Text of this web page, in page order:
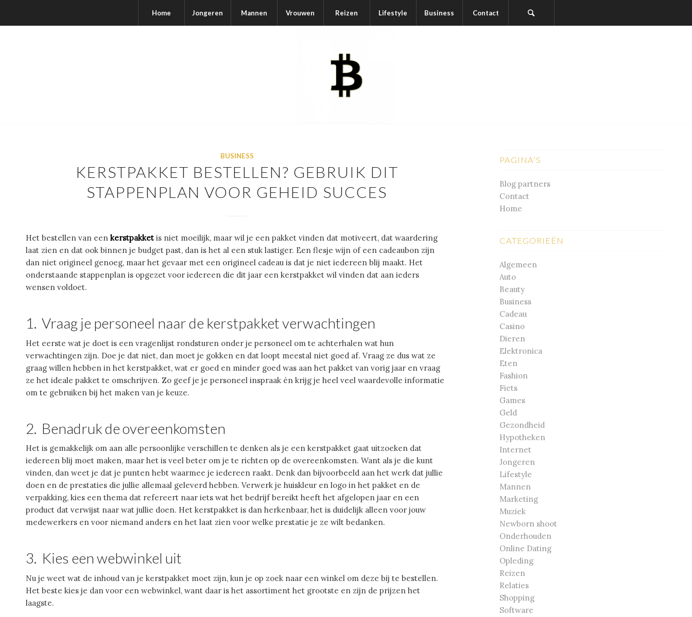
Home Jongeren Mannen Vrouwen Reizen Lifestyle Business Contact
BUSINESS
KERSTPAKKET BESTELLEN? GEBRUIK DIT
STAPPENPLAN VOOR GEHEID SUCCES
Het bestellen van een kerstpakket is niet moeilijk, maar wil je een pakket vinden dat motiveert, dat waardering
laat zien en dat ook binnen je budget past, dan is het al een stuk lastiger. Een flesje wijn of een cadeaubon zijn
dan niet origineel genoeg, maar het gevaar met een origineel cadeau is dat je niet iedereen blij maakt. Het
onderstaande stappenplan is opgezet voor iedereen die dit jaar een kerstpakket wil vinden dat aan ieders
wensen voldoet.
1. Vraag je personeel naar de kerstpakket verwachtingen
Het eerste wat je doet is een vragenlijst rondsturen onder je personeel om te achterhalen wat hun
verwachtingen zijn. Doe je dat niet, dan moet je gokken en dat loopt meestal niet goed af. Vraag ze dus wat ze
graag willen hebben in het kerstpakket, wat er goed en minder goed was aan het pakket van vorig jaar en vraag
ze het ideale pakket te omschrijven. Zo geef je je personeel inspraak én krijg je heel veel waardevolle informatie
om te gebruiken bij het maken van je keuze.
2. Benadruk de overeenkomsten
Het is gemakkelijk om aan alle persoonlijke verschillen te denken als je een kerstpakket gaat uitzoeken dat
iedereen blij moet maken, maar het is veel beter om je te richten op de overeenkomsten. Want als je die kunt
vinden, dan weet je dat je punten hebt waarmee je iedereen raakt. Denk dan bijvoorbeeld aan het werk dat jullie
doen en de prestaties die jullie allemaal geleverd hebben. Verwerk je huiskleur en logo in het pakket en de
verpakking, kies een thema dat refereert naar iets wat het bedrijf bereikt heeft het afgelopen jaar en een
product dat verwijst naar wat jullie doen. Het kerstpakket is dan herkenbaar, het is duidelijk alleen voor jouw
medewerkers en voor niemand anders en het laat zien voor welke prestatie je ze wilt bedanken.
3. Kies een webwinkel uit
Nu je weet wat de inhoud van je kerstpakket moet zijn, kun je op zoek naar een winkel om deze bij te bestellen.
Het beste kies je dan voor een webwinkel, want daar is het assortiment het grootste en zijn de prijzen het
laagste.
PAGINA’S
Blog partners
Contact
Home
CATEGORIEËN
Algemeen
Auto
Beauty
Business
Cadeau
Casino
Dieren
Elektronica
Eten
Fashion
Fiets
Games
Geld
Gezondheid
Hypotheken
Internet
Jongeren
Lifestyle
Mannen
Marketing
Muziek
Newborn shoot
Onderhouden
Online Dating
Opleding
Reizen
Relaties
Shopping
Software